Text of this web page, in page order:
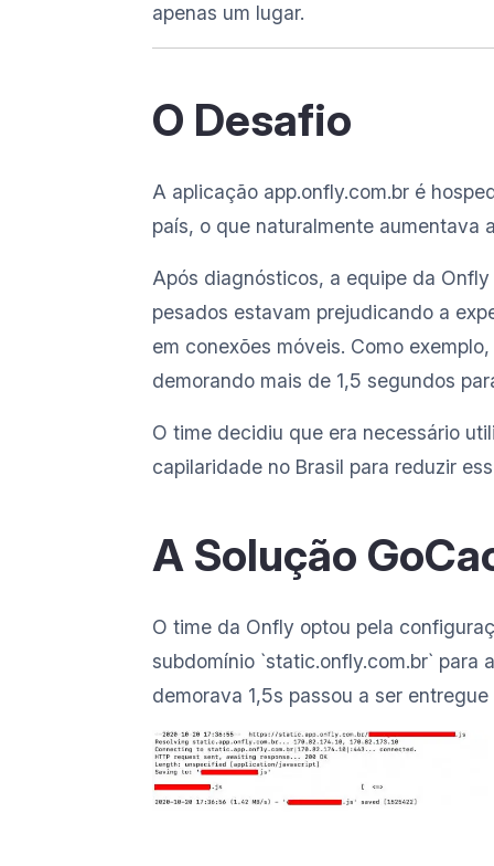
apenas um lugar.
O Desafio
A aplicação app.onfly.com.br é
país, o que naturalmente aumentava
Após diagnósticos, a equipe da
pesados estavam prejudicando a
em conexões móveis. Como
demorando mais de 1,5 segundos
O time decidiu que era necessário
capilaridade no Brasil para reduzir
A Solução
O time da Onfly optou pela
subdomínio `static.onfly.com.br` para
demorava 1,5s passou a ser